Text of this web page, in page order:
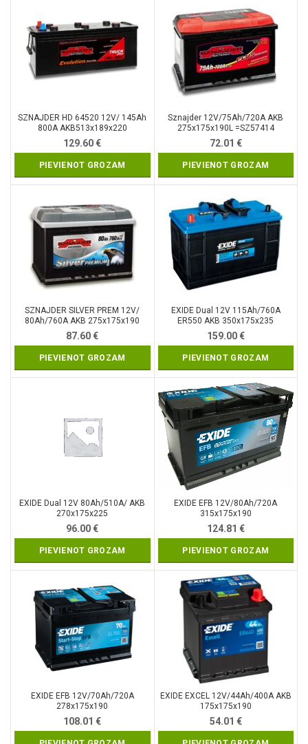
SZNAJDER HD 64520 12V/ 145Ah
800A AKB513x189x220
129.60€
PIEVIENOT GROZAM
Sznajder 12V/75Ah/720A AKB
275x175x190L =SZ57414
72.01 €
PIEVIENOT GROZAM
SZNAJDER SILVER PREM 12V/
80Ah/760A AKB 275x175x190
87.60€
PIEVIENOT GROZAM
EXIDE Dual 12V 115Ah/760A
ER550 AKB 350x175x235
159.00€
PIEVIENOT GROZAM
EXIDE Dual 12V 80Ah/510A/ AKB
270x175x225
96.00€
PIEVIENOT GROZAM
EXIDE EFB 12V/80Ah/720A
315x175x190
124.81 €
PIEVIENOT GROZAM
EXIDE EFB 12V/70Ah/720A
278x175x190
108.01€
EXIDE EXCEL 12V/44Ah/400A AKB
175x175x190
54.01 €